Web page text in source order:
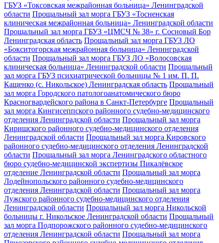
ГБУЗ «Токсовская межрайонная больница» Ленинградской
области Прощальный зал морга ГБУЗ «Тосненская
клиническая межрайонная больница» Ленинградской области
Прощальный зал морга ГБУЗ «ЦМСЧ № 38» г. Сосновый Бор
Ленинградская область Прощальный зал морга ГБУЗ ЛО
«Бокситогорская межрайонная больница» Ленинградской
области Прощальный зал морга ГБУЗ ЛО «Волосовская
клиническая больница» Ленинградской области Прощальный
зал морга ГБУЗ психиатрической больницы № 1 им. П. П.
Кащенко (с. Никольское) Ленинградская область Прощальный
зал морга Городского патологоанатомического бюро
Красногвардейского района в Санкт-Петербурге Прощальный
зал морга Кингисеппского районного судебно-медицинского
отделения Ленинградской области Прощальный зал морга
Киришского районного судебно-медицинского отделения
Ленинградской области Прощальный зал морга Кировского
районного судебно-медицинского отделения Ленинградской
области Прощальный зал морга Ленинградского областного
бюро судебно-медицинской экспертизы Пикалёвское
отделение Ленинградской области Прощальный зал морга
Лодейнопольского районного судебно-медицинского
отделения Ленинградской области Прощальный зал морга
Лужского районного судебно-медицинского отделения
Ленинградской области Прощальный зал морга Никольской
больницы г. Никольское Ленинградской области Прощальный
зал морга Подпорожского районного судебно-медицинского
отделения Ленинградской области Прощальный зал морга